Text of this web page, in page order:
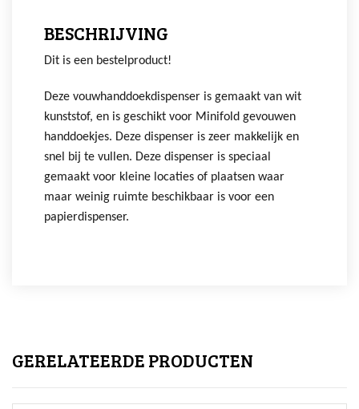
BESCHRIJVING
Dit is een bestelproduct!
Deze vouwhanddoekdispenser is gemaakt van wit
kunststof, en is geschikt voor Minifold gevouwen
handdoekjes. Deze dispenser is zeer makkelijk en
snel bij te vullen. Deze dispenser is speciaal
gemaakt voor kleine locaties of plaatsen waar
maar weinig ruimte beschikbaar is voor een
papierdispenser.
GERELATEERDE PRODUCTEN